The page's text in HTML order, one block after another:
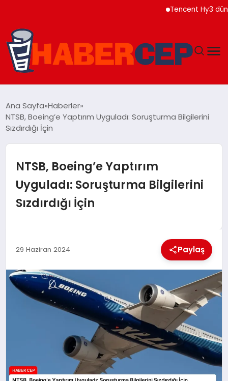
Tencent Hy3 dünya
GÜNDEM
SOSYAL MEDYA
Ana Sayfa Haberler
NTSB, Boeing’e Yaptırım Uyguladı: Soruşturma Bilgilerini
Sızdırdığı İçin
NTSB, Boeing’e Yaptırım
Uyguladı: Soruşturma Bilgilerini
Sızdırdığı İçin
29 Haziran 2024 Paylaş